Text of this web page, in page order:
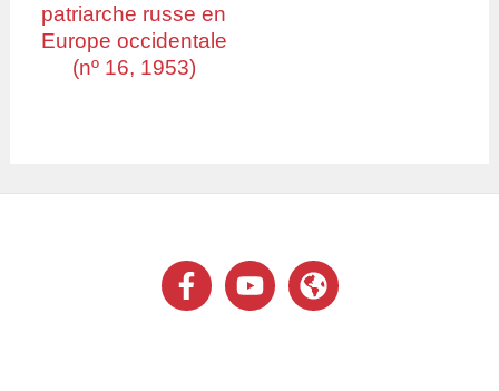
patriarche russe en
Europe occidentale
(nº 16, 1953)